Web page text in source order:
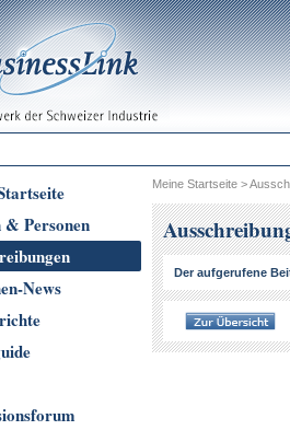
Personen
News
Meine Startseite >
Der aufgerufene